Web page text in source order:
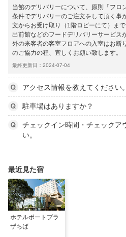
当館のデリバリーについて、原則「フロ
条件でデリバリーのご注文をして頂く事
文からお受け取り（1階ロビーにて）ま
出前館などのフードデリバリーサービス
外の来客者の客室フロアへの入室はお断
のご協力の程、宜しくお願い致します。
最終更新日：2024-07-04
アクセス情報を教えてください。
駐車場はありますか？
チェックイン時間・チェックア
い。
最近見た宿
ホテルポートプラ
ザちば